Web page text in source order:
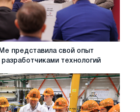
представила свой опыт
технологий